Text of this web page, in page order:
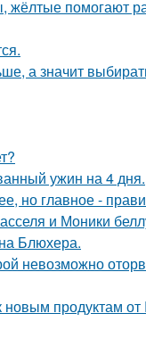
помогают
а значит
ужин на 4 дня.
но главное -
и Моники
Блюхера.
невозможно
продуктам